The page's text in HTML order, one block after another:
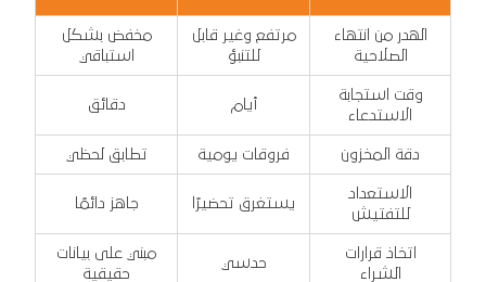
الهدر من انتهاء
الصلاحية
مرتفع وغير قابل
للتنبؤ
مخفض بشكل
استباقي
وقت استجابة
الاستدعاء
أيام دقائق
دقة المخزون فروقات يومية تطابق لحظي
الاستعداد
للتفتيش
يستغرق تحضيرًا جاهز دائمًا
اتخاذ قرارات
الشراء
حدسي
مبني على بيانات
حقيقية